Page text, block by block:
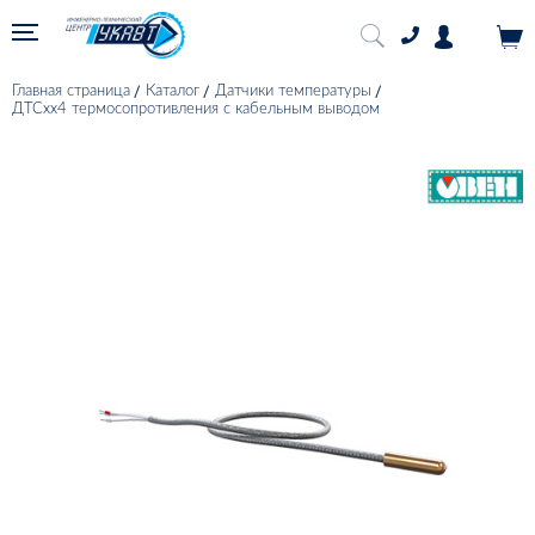
Главная страница Каталог
Датчики температуры
ДТСхх4 термосопротивления с кабельным выводом